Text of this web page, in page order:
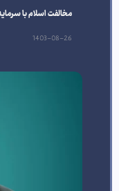
مخالفت اسلام با
1403-08-26